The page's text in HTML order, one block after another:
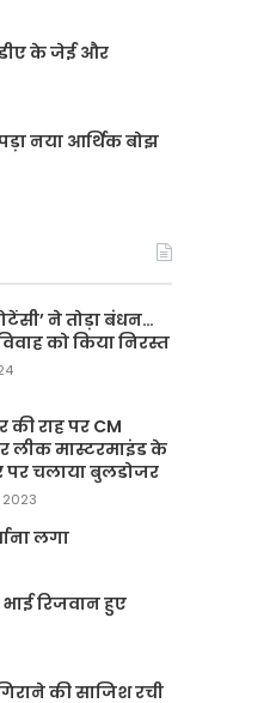
के जेई और
नया आर्थिक बोझ
ने तोड़ा बंधन…
को किया निरस्त
की राह पर CM
लीक मास्टरमाइंड के
पर चलाया बुलडोजर
2023
लगा
रिजवान हुए
की साजिश रची